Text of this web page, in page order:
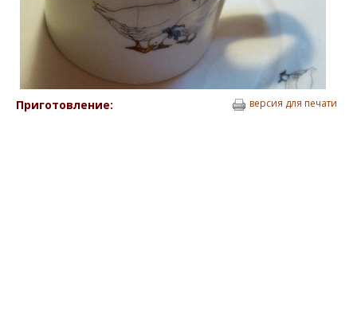
Приготовление: версия для печати